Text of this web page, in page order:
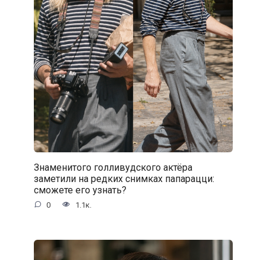
Знаменитого голливудского актёра
заметили на редких снимках папарацци:
сможете его узнать?
0 1.1к.